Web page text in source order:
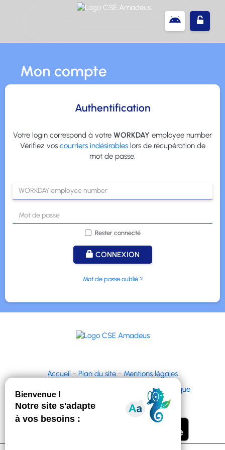
Mon compte
Authentification
Votre login correspond à votre WORKDAY employee number
Vérifiez vos courriers indésirableslors de récupération de
mot de passe.
Rester connecté
CONNEXION
Mot de passe oublié ?
Accueil-Plan du site-Mentions légales
© CyberCE & ACLCE |
DIP & ACL Informatique